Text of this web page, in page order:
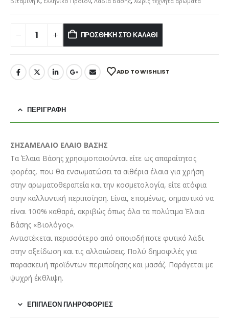
ΠΡΟΣΘΉΚΗ ΣΤΟ ΚΑΛΆΘΙ
ADD TO WISHLIST
ΠΕΡΙΓΡΑΦΉ
ΣΗΣΑΜΕΛΑΙΟ ΕΛΑΙΟ ΒΑΣΗΣ
Τα Έλαια Βάσης χρησιμοποιούνται είτε ως απαραίτητος
φορέας, που θα ενσωματώσει τα αιθέρια έλαια για χρήση
στην αρωματοθεραπεία και την κοσμετολογία, είτε ατόφια
στην καλλυντική περιποίηση. Είναι, επομένως, σημαντικό να
είναι 100% καθαρά, ακριβώς όπως όλα τα πολύτιμα Έλαια
Βάσης «Βιολόγος».
Αντιστέκεται περισσότερο από οποιοδήποτε φυτικό λάδι
στην οξείδωση και τις αλλοιώσεις. Πολύ δημοφιλές για
παρασκευή προϊόντων περιποίησης και μασάζ. Παράγεται με
ψυχρή έκθλιψη.
ΕΠΙΠΛΈΟΝ ΠΛΗΡΟΦΟΡΊΕΣ